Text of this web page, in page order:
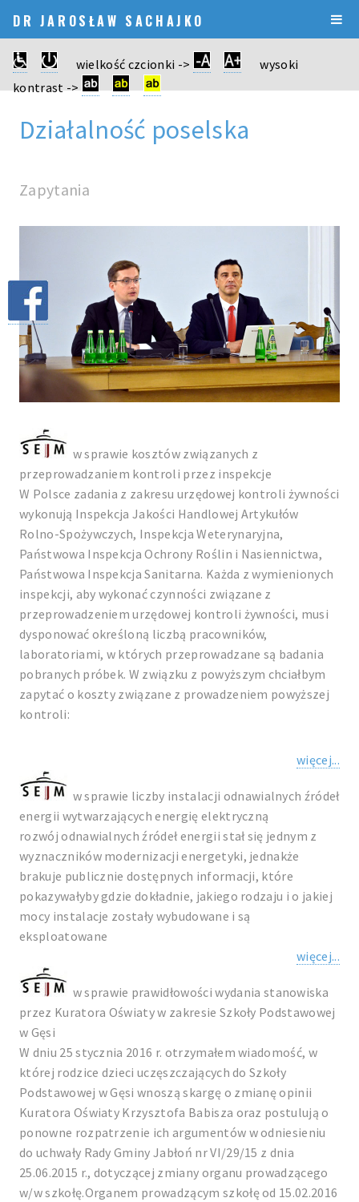
DR JAROSŁAW SACHAJKO
wielkość czcionki ->
wysoki
kontrast ->
Działalność poselska
Zapytania
w sprawie kosztów związanych z
przeprowadzaniem kontroli przez inspekcje
W Polsce zadania z zakresu urzędowej kontroli żywności
wykonują Inspekcja Jakości Handlowej Artykułów
Rolno-Spożywczych, Inspekcja Weterynaryjna,
Państwowa Inspekcja Ochrony Roślin i Nasiennictwa,
Państwowa Inspekcja Sanitarna. Każda z wymienionych
inspekcji, aby wykonać czynności związane z
przeprowadzeniem urzędowej kontroli żywności, musi
dysponować określoną liczbą pracowników,
laboratoriami, w których przeprowadzane są badania
pobranych próbek. W związku z powyższym chciałbym
zapytać o koszty związane z prowadzeniem powyższej
kontroli:
więcej...
w sprawie liczby instalacji odnawialnych źródeł
energii wytwarzających energię elektryczną
rozwój odnawialnych źródeł energii stał się jednym z
wyznaczników modernizacji energetyki, jednakże
brakuje publicznie dostępnych informacji, które
pokazywałyby gdzie dokładnie, jakiego rodzaju i o jakiej
mocy instalacje zostały wybudowane i są
eksploatowane
więcej...
w sprawie prawidłowości wydania stanowiska
przez Kuratora Oświaty w zakresie Szkoły Podstawowej
w Gęsi
W dniu 25 stycznia 2016 r. otrzymałem wiadomość, w
której rodzice dzieci uczęszczających do Szkoły
Podstawowej w Gęsi wnoszą skargę o zmianę opinii
Kuratora Oświaty Krzysztofa Babisza oraz postulują o
ponowne rozpatrzenie ich argumentów w odniesieniu
do uchwały Rady Gminy Jabłoń nr VI/29/15 z dnia
25.06.2015 r., dotyczącej zmiany organu prowadzącego
w/w szkołę.Organem prowadzącym szkołę od 15.02.2016